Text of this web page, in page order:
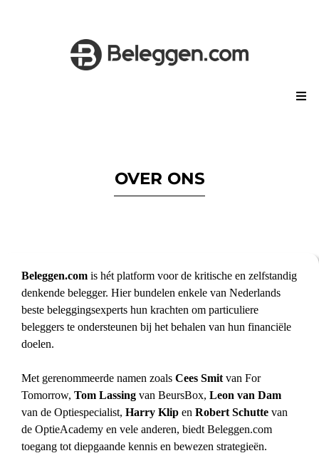
OVER ONS
Beleggen.com is hét platform voor de kritische en zelfstandig
denkende belegger. Hier bundelen enkele van Nederlands
beste beleggingsexperts hun krachten om particuliere
beleggers te ondersteunen bij het behalen van hun financiële
doelen.
Met gerenommeerde namen zoals Cees Smit van For
Tomorrow, Tom Lassing van BeursBox, Leon van Dam
van de Optiespecialist, Harry Klip en Robert Schutte van
de OptieAcademy en vele anderen, biedt Beleggen.com
toegang tot diepgaande kennis en bewezen strategieën.